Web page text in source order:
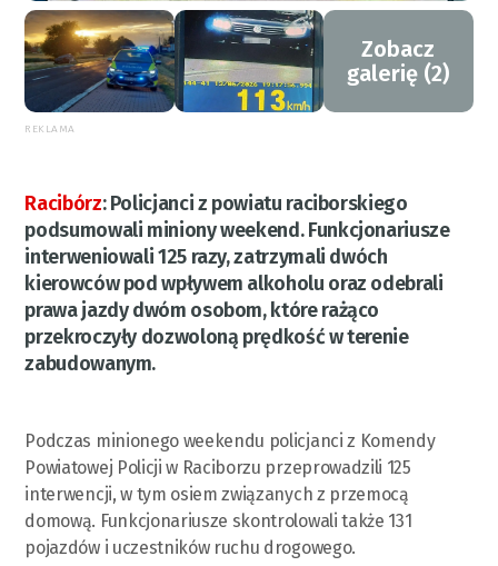
Zobacz
galerię (2)
REKLAMA
Racibórz:Policjanci z powiatu raciborskiego
podsumowali miniony weekend. Funkcjonariusze
interweniowali 125 razy, zatrzymali dwóch
kierowców pod wpływem alkoholu oraz odebrali
prawa jazdy dwóm osobom, które rażąco
przekroczyły dozwoloną prędkość w terenie
zabudowanym.
Podczas minionego weekendu policjanci z Komendy
Powiatowej Policji w Raciborzu przeprowadzili 125
interwencji, w tym osiem związanych z przemocą
domową. Funkcjonariusze skontrolowali także 131
pojazdów i uczestników ruchu drogowego.